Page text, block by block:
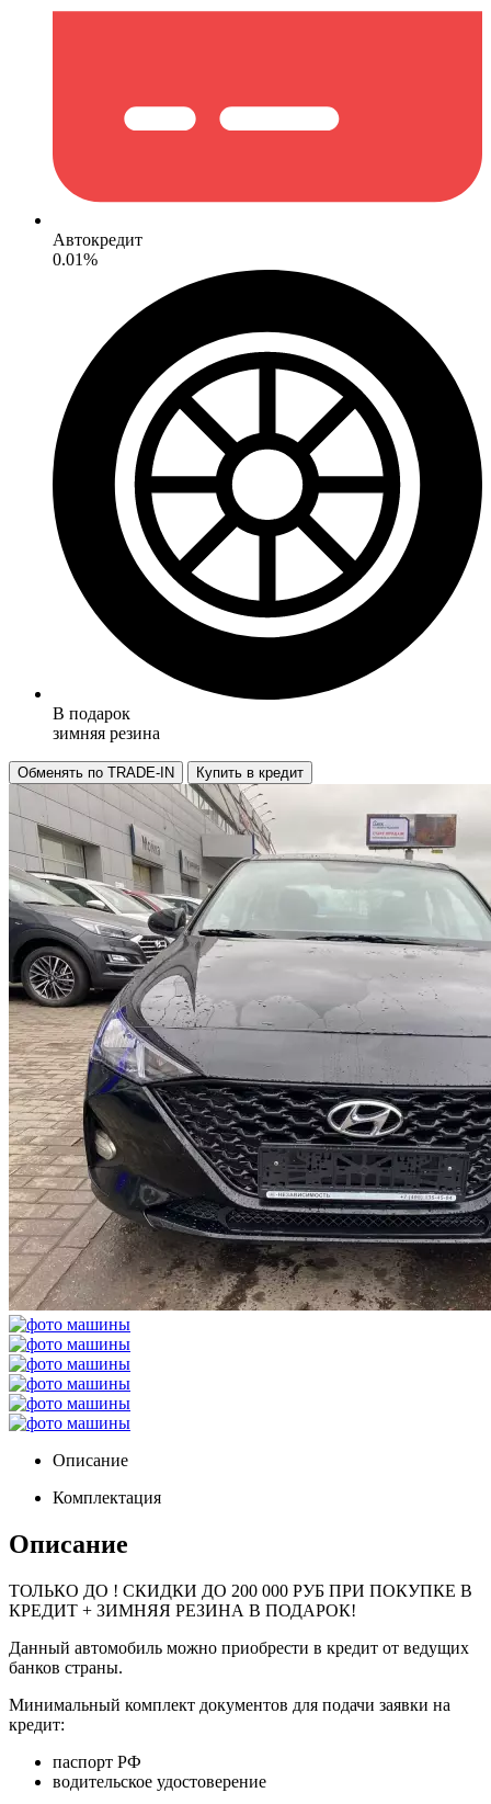
Автокредит
0.01%
В подарок
зимняя резина
Обменять по TRADE-IN Купить в кредит
Описание
Комплектация
Описание
ТОЛЬКО ДО ! СКИДКИ ДО 200 000 РУБ ПРИ ПОКУПКЕ В
КРЕДИТ + ЗИМНЯЯ РЕЗИНА В ПОДАРОК!
Данный автомобиль можно приобрести в кредит от ведущих
банков страны.
Минимальный комплект документов для подачи заявки на
кредит:
паспорт РФ
водительское удостоверение